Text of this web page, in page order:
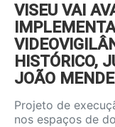
VISEU VAI
HISTÓRICO,
JOÃO
Projeto de
nos espaços de